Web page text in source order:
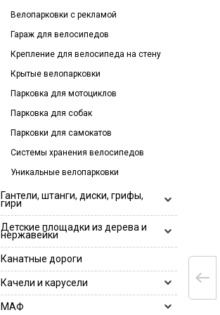
Велопарковки с рекламой
Гараж для велосипедов
Крепление для велосипеда на стену
Крытые велопарковки
Парковка для мотоциклов
Парковка для собак
Парковки для самокатов
Системы хранения велосипедов
Уникальные велопарковки
Гантели, штанги, диски, грифы,
гири
Гантели, гантельные ряды
Гантели
Гантельные ряды
Гири
Грифы
Log Bar Hercules
Грифы 25 мм
Диски
Диски 26 мм
Замки
Детские площадки из дерева и
нержавейки
Деревянные детские площадки
Деревянные детские площадки
Детские комплексы для лазания
Канатные дороги
Качели и карусели
Горки и песочницы
МАФ